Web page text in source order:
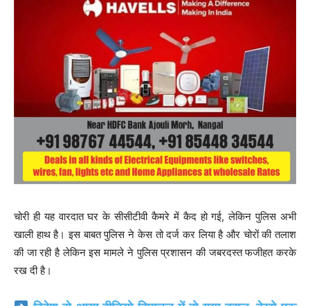
चोरी ही यह वारदात घर के सीसीटीवी कैमरे में कैद हो गई, लेकिन पुलिस अभी
खाली हाथ है। इस बाबत पुलिस ने केस तो दर्ज कर लिया है और चोरों की तलाश
की जा रही है लेकिन इस मामले ने पुलिस प्रशासन की जबरदस्त फजीहत करके
रख दी है।